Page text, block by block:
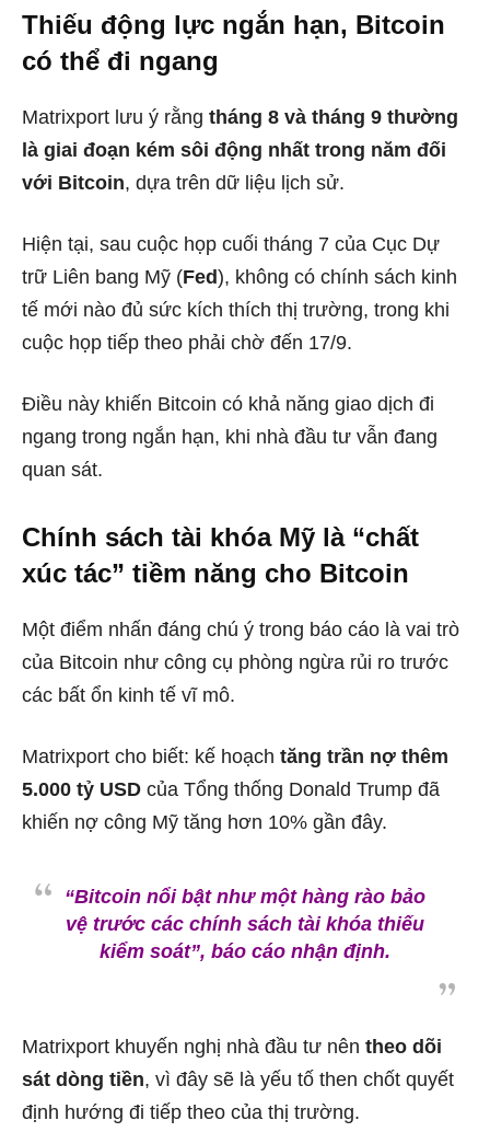
Thiếu động lực ngắn hạn, Bitcoin
có thể đi ngang
Matrixport lưu ý rằng tháng 8 và tháng 9 thường
là giai đoạn kém sôi động nhất trong năm đối
với Bitcoin, dựa trên dữ liệu lịch sử.
Hiện tại, sau cuộc họp cuối tháng 7 của Cục Dự
trữ Liên bang Mỹ (Fed), không có chính sách kinh
tế mới nào đủ sức kích thích thị trường, trong khi
cuộc họp tiếp theo phải chờ đến 17/9.
Điều này khiến Bitcoin có khả năng giao dịch đi
ngang trong ngắn hạn, khi nhà đầu tư vẫn đang
quan sát.
Chính sách tài khóa Mỹ là “chất
xúc tác” tiềm năng cho Bitcoin
Một điểm nhấn đáng chú ý trong báo cáo là vai trò
của Bitcoin như công cụ phòng ngừa rủi ro trước
các bất ổn kinh tế vĩ mô.
Matrixport cho biết: kế hoạch tăng trần nợ thêm
5.000 tỷ USD của Tổng thống Donald Trump đã
khiến nợ công Mỹ tăng hơn 10% gần đây.
“Bitcoin nổi bật như một hàng rào bảo
vệ trước các chính sách tài khóa thiếu
kiểm soát”, báo cáo nhận định.
Matrixport khuyến nghị nhà đầu tư nên theo dõi
sát dòng tiền, vì đây sẽ là yếu tố then chốt quyết
định hướng đi tiếp theo của thị trường.